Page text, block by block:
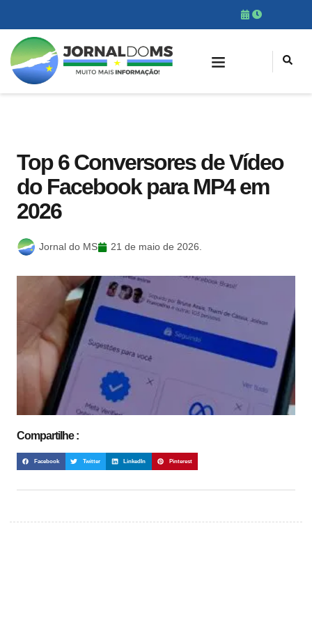
Top 6 Conversores de Vídeo
do Facebook para MP4 em
2026
Jornal do MS 21 de maio de 2026.
Compartilhe :
Facebook Twitter LinkedIn Pinterest